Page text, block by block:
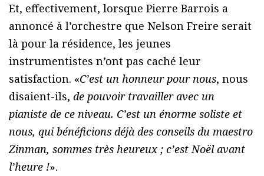
Et, effectivement, lorsque Pierre Barrois a
annoncé à l’orchestre que Nelson Freire serait
là pour la résidence, les jeunes
instrumentistes n’ont pas caché leur
satisfaction. «C’est un honneur pour nous, nous
disaient-ils, de pouvoir travailler avec un
pianiste de ce niveau. C’est un énorme soliste et
nous, qui bénéficions déjà des conseils du maestro
Zinman, sommes très heureux ; c’est Noël avant
l’heure !».